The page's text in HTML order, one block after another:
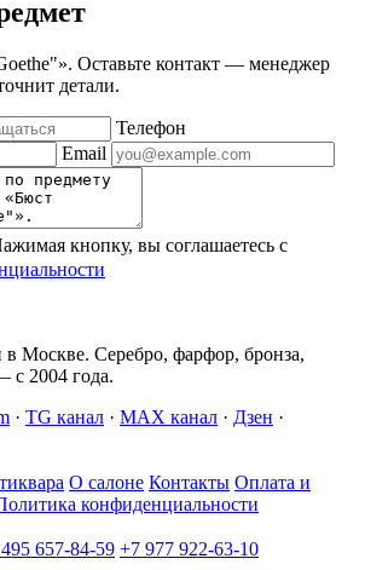
Оставьте контакт — менеджер
детали.
Телефон
Email
кнопку, вы соглашаетесь с
Москве. Серебро, фарфор, бронза,
с 2004 года.
· TG канал · MAX канал · Дзен ·
О салоне Контакты Оплата и
конфиденциальности
657-84-59 +7 977 922-63-10